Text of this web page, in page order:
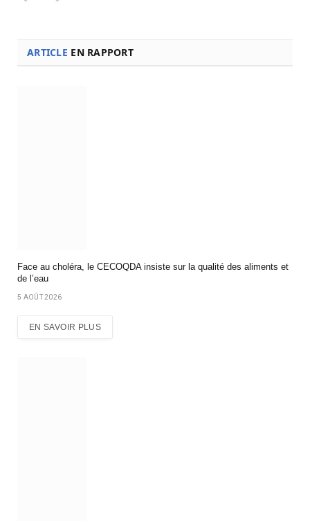
ARTICLE EN RAPPORT
Face au choléra, le CECOQDA insiste sur la qualité des aliments et
de l’eau
5 AOÛT 2026
EN SAVOIR PLUS